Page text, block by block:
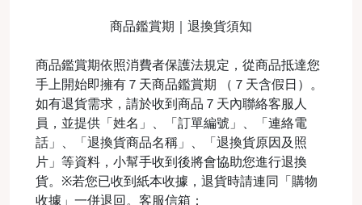
商品鑑賞期｜退換貨須知
商品鑑賞期依照消費者保護法規定，從商品抵達您
手上開始即擁有７天商品鑑賞期 （７天含假日）。
如有退貨需求，請於收到商品７天內聯絡客服人
員，並提供「姓名」、「訂單編號」、「連絡電
話」、「退換貨商品名稱」、「退換貨原因及照
片」等資料，小幫手收到後將會協助您進行退換
貨。※若您已收到紙本收據，退貨時請連同「購物
收據」一併退回。客服信箱：